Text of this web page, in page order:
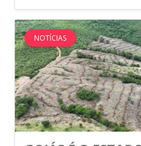
NOTÍCIAS